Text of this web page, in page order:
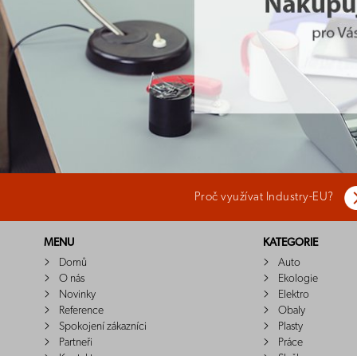
Proč využívat Industry-EU?
MENU
Domů
O nás
Novinky
Reference
Spokojení zákazníci
Partneři
KATEGORIE
Auto
Ekologie
Elektro
Obaly
Plasty
Práce